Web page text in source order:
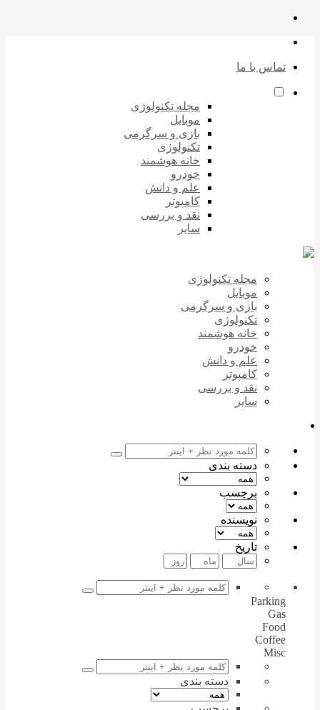
تماس با ما
مجله تکنولوژی
موبایل
بازی و سرگرمی
تکنولوژی
خانه هوشمند
خودرو
علم و دانش
کامپوتر
نقد و بررسی
سایر
مجله تکنولوژی
موبایل
بازی و سرگرمی
تکنولوژی
خانه هوشمند
خودرو
علم و دانش
کامپوتر
نقد و بررسی
سایر
دسته بندی
برچسب
نویسنده
تاریخ
Parking
Coffee
دسته بندی